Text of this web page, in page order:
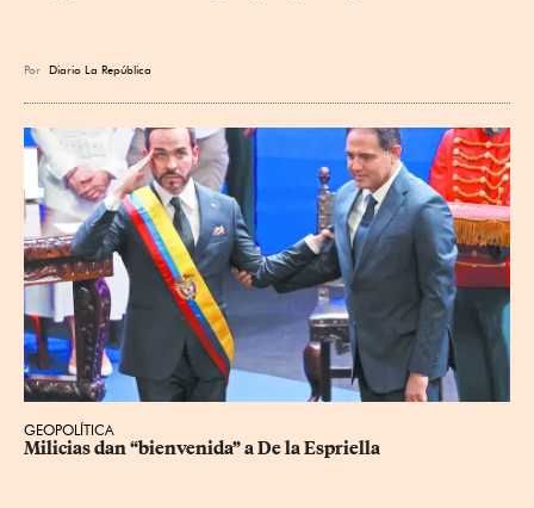
Por Diario La República
GEOPOLÍTICA
Milicias dan “bienvenida” a De la Espriella